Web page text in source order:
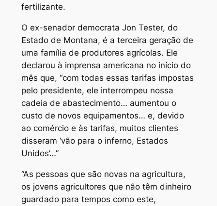
fertilizante.
O ex-senador democrata Jon Tester, do
Estado de Montana, é a terceira geração de
uma família de produtores agrícolas. Ele
declarou à imprensa americana no início do
mês que, “com todas essas tarifas impostas
pelo presidente, ele interrompeu nossa
cadeia de abastecimento… aumentou o
custo de novos equipamentos… e, devido
ao comércio e às tarifas, muitos clientes
disseram ‘vão para o inferno, Estados
Unidos’…”
“As pessoas que são novas na agricultura,
os jovens agricultores que não têm dinheiro
guardado para tempos como este,